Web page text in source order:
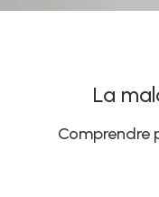
La
Comprendre